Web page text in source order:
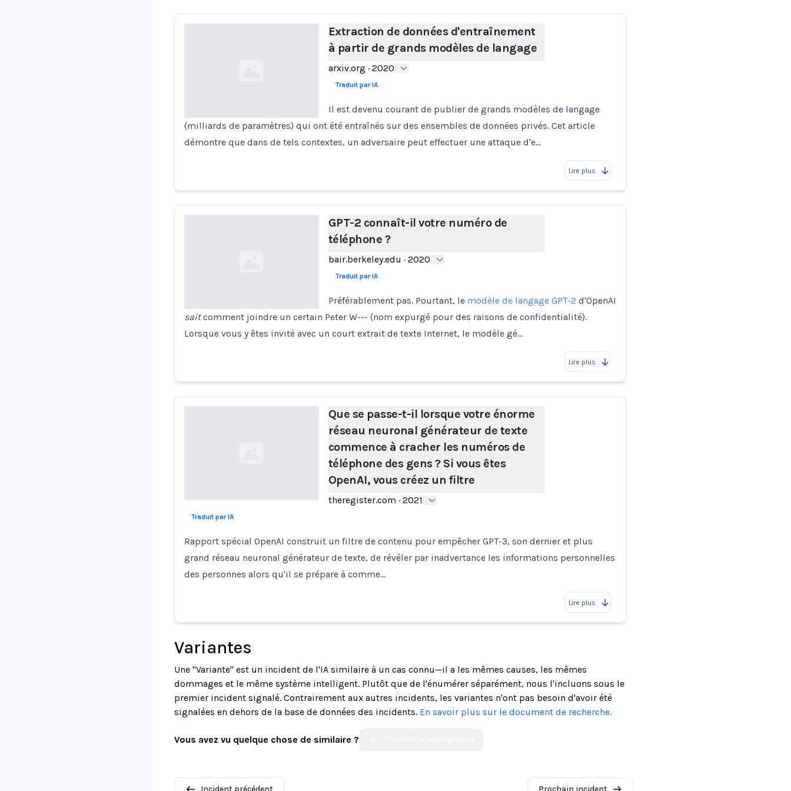
Extraction de données d'entraînement
à partir de grands modèles de langage
arxiv.org · 2020
Traduit par IA
Il est devenu courant de publier de grands modèles de langage
(milliards de paramètres) qui ont été entraînés sur des ensembles de données privés. Cet article
démontre que dans de tels contextes, un adversaire peut effectuer une attaque d'e…
Lire plus
GPT-2 connaît-il votre numéro de
téléphone ?
bair.berkeley.edu · 2020
Traduit par IA
Préférablement pas. Pourtant, le modèle de langage GPT-2 d'OpenAI
saitcomment joindre un certain Peter W--- (nom expurgé pour des raisons de confidentialité).
Lorsque vous y êtes invité avec un court extrait de texte Internet, le modèle gé…
Lire plus
Que se passe-t-il lorsque votre énorme
réseau neuronal générateur de texte
commence à cracher les numéros de
téléphone des gens ? Si vous êtes
OpenAI, vous créez un filtre
theregister.com · 2021
Traduit par IA
Rapport spécial OpenAI construit un filtre de contenu pour empêcher GPT-3, son dernier et plus
grand réseau neuronal générateur de texte, de révéler par inadvertance les informations personnelles
des personnes alors qu'il se prépare à comme…
Lire plus
Variantes
Une "Variante" est un incident de l'IA similaire à un cas connu—il a les mêmes causes, les mêmes
dommages et le même système intelligent. Plutôt que de l'énumérer séparément, nous l'incluons sous le
premier incident signalé. Contrairement aux autres incidents, les variantes n'ont pas besoin d'avoir été
signalées en dehors de la base de données des incidents. En savoir plus sur le document de recherche.
Vous avez vu quelque chose de similaire ?
Incident précédent Prochain incident